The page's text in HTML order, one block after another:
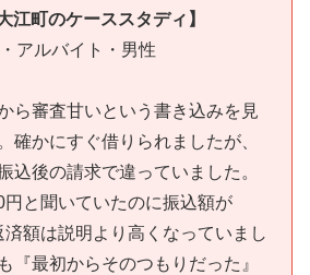
町のケーススタディ】
アルバイト・男性
ら審査甘いという書き込みを見
確かにすぐ借りられましたが、
込後の請求で違っていました。
と聞いていたのに振込額が
額は説明より高くなっていまし
『最初からそのつもりだった』